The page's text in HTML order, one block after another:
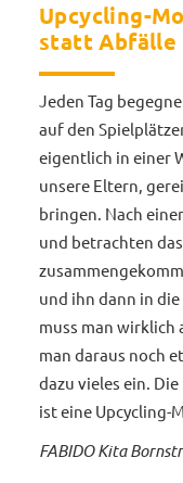
Upcycling-
statt Abfälle
Jeden Tag
auf den
eigentlich in einer
unsere Eltern,
bringen. Nach
und betrachten
und ihn dann in
muss man wirklich
man daraus noch
dazu vieles ein.
ist eine Upcycling-
FABIDO Kita